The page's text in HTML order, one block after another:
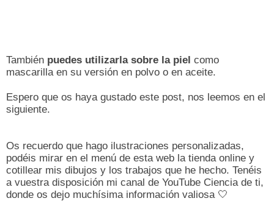
También puedes utilizarla sobre la piel como
mascarilla en su versión en polvo o en aceite.
Espero que os haya gustado este post, nos leemos en el
siguiente.
Os recuerdo que hago ilustraciones personalizadas,
podéis mirar en el menú de esta web la tienda online y
cotillear mis dibujos y los trabajos que he hecho. Tenéis
a vuestra disposición mi canal de YouTube Ciencia de ti,
donde os dejo muchísima información valiosa 🤍